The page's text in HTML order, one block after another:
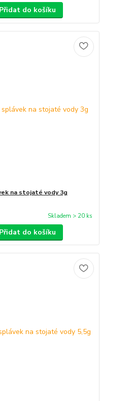
Přidat do košíku
na stojaté vody 3g
Skladem > 20 ks
Přidat do košíku